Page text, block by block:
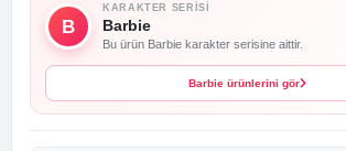
B
KARAKTER SERISI
Barbie
Bu ürün Barbie karakter serisine aittir.
Barbie ürünlerini gör